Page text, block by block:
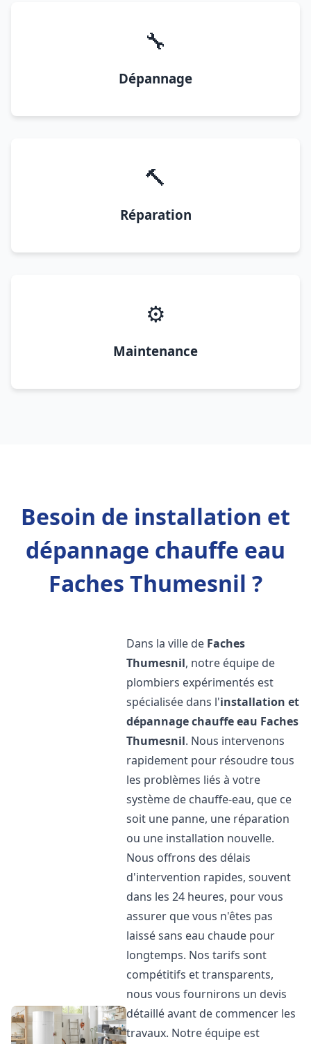
🔧
Dépannage
🔨
Réparation
⚙️
Maintenance
Besoin de installation et
dépannage chauffe eau
Faches Thumesnil ?
Dans la ville de Faches
Thumesnil, notre équipe de
plombiers expérimentés est
spécialisée dans l'installation et
dépannage chauffe eau Faches
Thumesnil. Nous intervenons
rapidement pour résoudre tous
les problèmes liés à votre
système de chauffe-eau, que ce
soit une panne, une réparation
ou une installation nouvelle.
Nous offrons des délais
d'intervention rapides, souvent
dans les 24 heures, pour vous
assurer que vous n'êtes pas
laissé sans eau chaude pour
longtemps. Nos tarifs sont
compétitifs et transparents,
nous vous fournirons un devis
détaillé avant de commencer les
travaux. Notre équipe est